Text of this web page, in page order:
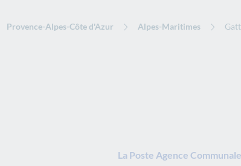
Provence-Alpes-Côte d'Azur Alpes-Maritimes
La Poste Agence